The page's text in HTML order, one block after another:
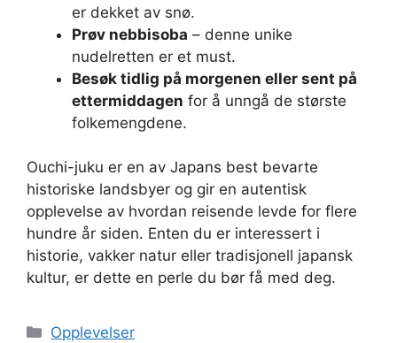
er dekket av snø.
Prøv nebbisoba – denne unike
nudelretten er et must.
Besøk tidlig på morgenen eller sent på
ettermiddagen for å unngå de største
folkemengdene.
Ouchi-juku er en av Japans best bevarte
historiske landsbyer og gir en autentisk
opplevelse av hvordan reisende levde for flere
hundre år siden. Enten du er interessert i
historie, vakker natur eller tradisjonell japansk
kultur, er dette en perle du bør få med deg.
Kategorier
Opplevelser